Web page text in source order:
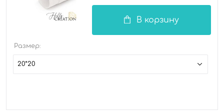
В корзину
Размер:
20*20